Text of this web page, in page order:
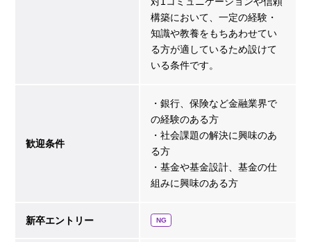
構築において、一定の経験・
知識や教養をもちあわせてい
る方が適しているため設けて
いる条件です。
歓迎条件
・銀行、保険など金融業界で
の経験のある方
・社会課題の解決に興味のあ
る方
・基金や基金設計、基金の仕
組みに興味のある方
新卒エントリー NG